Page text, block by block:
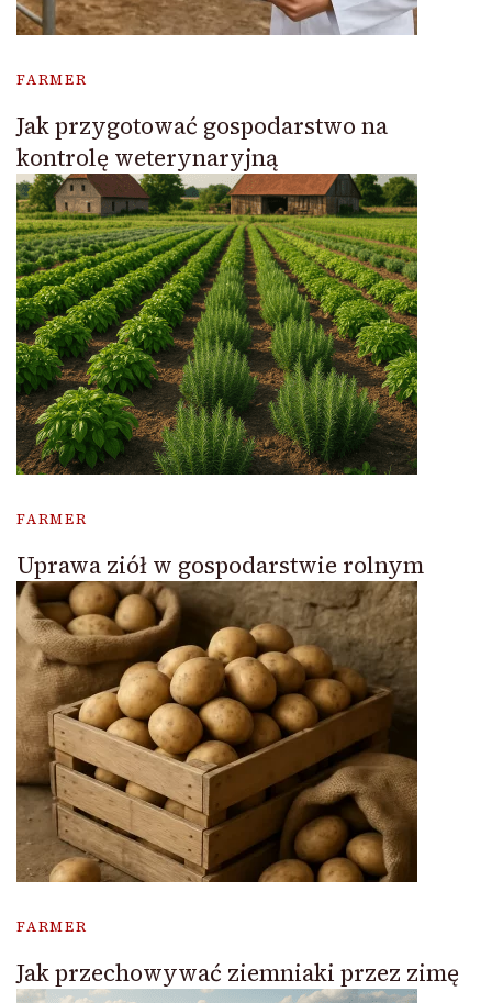
FARMER
Jak przygotować gospodarstwo na
kontrolę weterynaryjną
FARMER
Uprawa ziół w gospodarstwie rolnym
FARMER
Jak przechowywać ziemniaki przez zimę